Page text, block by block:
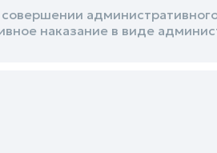
наказание в виде